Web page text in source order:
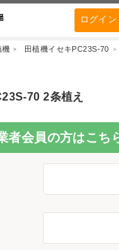
ログイン
機 田植機イセキPC23S-70
70 2条植え
者会員の方はこち